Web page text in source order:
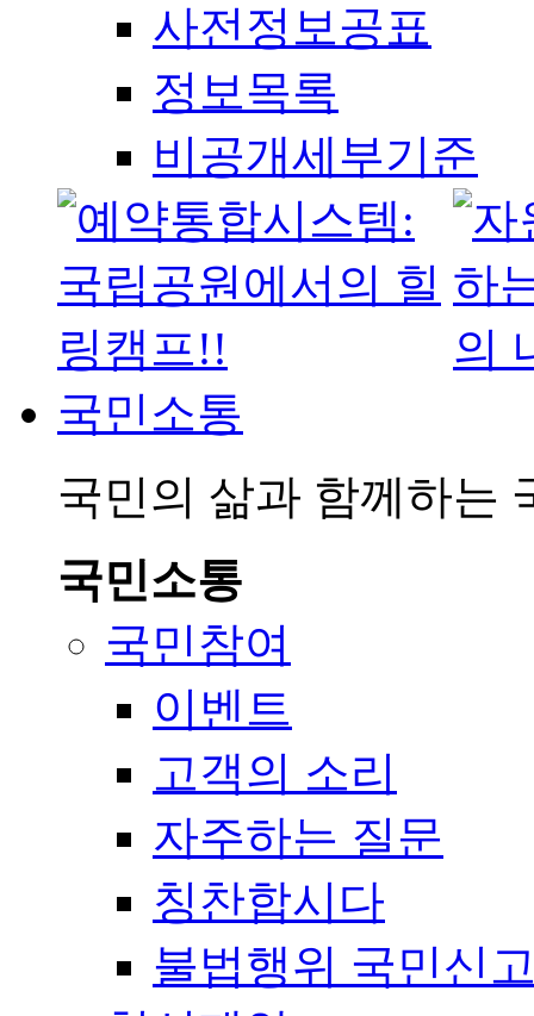
사전정보공표
정보목록
비공개세부기준
국민소통
국민의 삶과 함께하는
국민소통
국민참여
이벤트
고객의 소리
자주하는 질문
칭찬합시다
불법행위 국민신